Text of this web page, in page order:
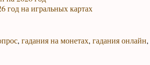
год на игральных картах
, гадания на монетах, гадания онлайн,